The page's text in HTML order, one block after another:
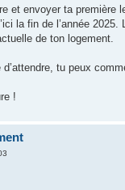
et envoyer ta première
la fin de l’année
de ton logement.
tu peux
!